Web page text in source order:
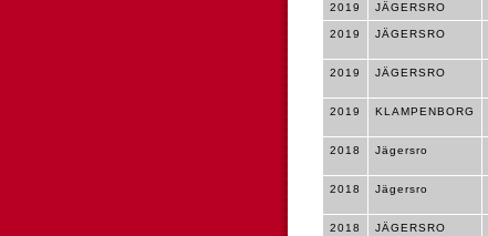
2019 JÄGERSRO
2019 JÄGERSRO
2019 JÄGERSRO
2019 KLAMPENBORG
2018 Jägersro
2018 Jägersro
2018 JÄGERSRO